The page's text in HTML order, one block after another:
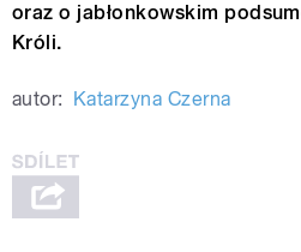
oraz o jabłonkowskim
Króli.
autor: Katarzyna Czerna